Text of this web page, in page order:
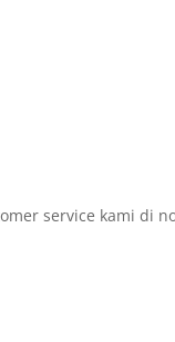
service kami di